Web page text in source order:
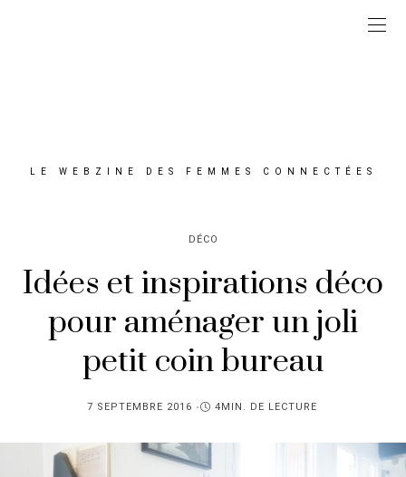
LE WEBZINE DES FEMMES CONNECTÉES
DÉCO
Idées et inspirations déco
pour aménager un joli
petit coin bureau
PUBLIÉ
7 SEPTEMBRE 2016 4MIN. DE LECTURE